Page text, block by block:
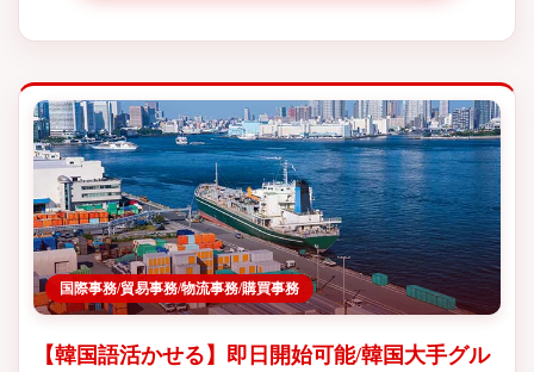
国際事務/貿易事務/物流事務/購買事務
【韓国語活かせる】即日開始可能/韓国大手グル